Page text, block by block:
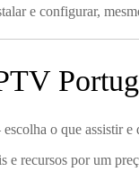
e configurar,
escolha o que assistir e
e recursos por um